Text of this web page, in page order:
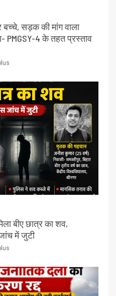
सड़क की मांग वाला
PMGSY-4 के तहत प्रस्ताव
बीए छात्र का शव,
में जुटी